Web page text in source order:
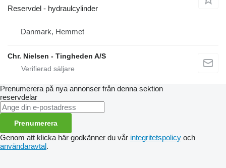
Reservdel - hydraulcylinder
Danmark, Hemmet
Chr. Nielsen - Tingheden A/S
Prenumerera på nya annonser från denna sektion
reservdelar
Prenumerera
Genom att klicka här godkänner du vår integritetspolicy och
användaravtal.